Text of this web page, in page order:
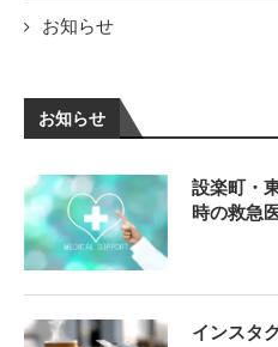
お知らせ
お知らせ
設楽町・
時の救急
インスタ